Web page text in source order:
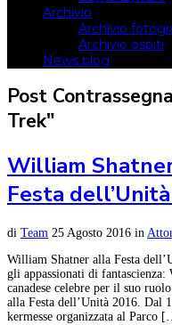
Archivio
Archivio
Archivio ospiti
News blog
Post
Trek"
William
Festa
di Team 25 Agosto 2016 in
William Shatner alla Festa
gli appassionati di
canadese celebre per il suo
alla Festa dell’Unità 2016. Dal
kermesse organizzata al Parco